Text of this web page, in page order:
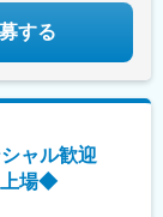
する
ャル歓迎
場◆